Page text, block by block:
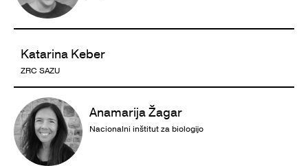
Katarina Keber
ZRC SAZU
Anamarija Žagar
Nacionalni inštitut za biologijo